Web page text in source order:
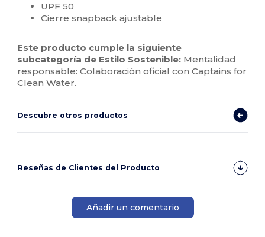
UPF 50
Cierre snapback ajustable
Este producto cumple la siguiente
subcategoría de Estilo Sostenible: Mentalidad
responsable: Colaboración oficial con Captains for
Clean Water.
Descubre otros productos
Reseñas de Clientes del Producto
Añadir un comentario